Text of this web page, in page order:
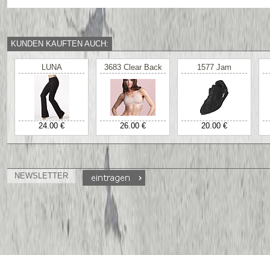
KUNDEN KAUFTEN AUCH:
LUNA
24.00 €
3683 Clear Back
26.00 €
1577 Jam
20.00 €
NEWSLETTER